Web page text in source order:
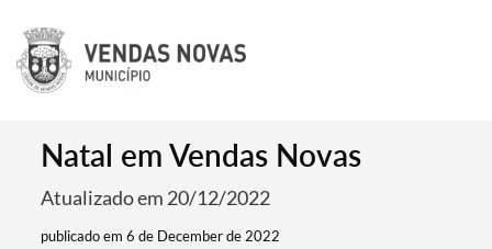
Natal em Vendas Novas
Atualizado em 20/12/2022
publicado em 6 de December de 2022